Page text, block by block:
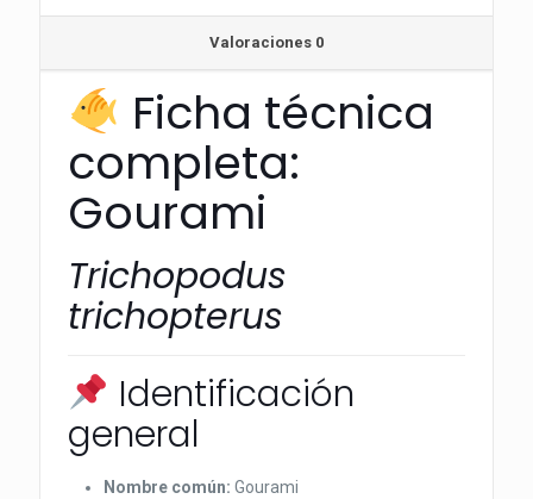
Valoraciones 0
Ficha técnica
completa:
Gourami
Trichopodus
trichopterus
Identificación
general
Nombre común: Gourami